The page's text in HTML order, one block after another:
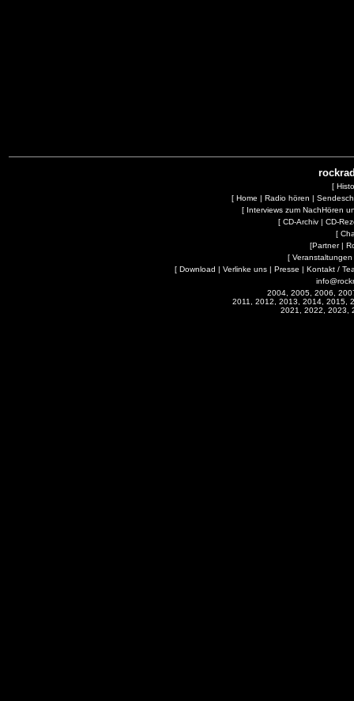
[
[ Home | Radio hören |
[ Interviews zum NachHören
[ CD-Archiv| CD-
[
[Partner|
[ Veranstaltungen
[ Download | Verlinke uns | Presse | Kontakt /
2004, 2005, 2006,
2011, 2012, 2013, 2014, 2015,
2021, 2022, 2023,